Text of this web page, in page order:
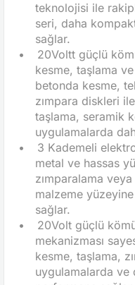
teknolojisi ile
seri, daha
sağlar.
•
20Voltt güçlü
kesme, taşlama
betonda kesme,
zımpara diskleri
taşlama, seramik
uygulamalarda
•
3 Kademeli
metal ve hassas
zımparalama
malzeme
sağlar.
•
20Volt güçlü
mekanizması
kesme, taşlama,
uygulamalarda ve